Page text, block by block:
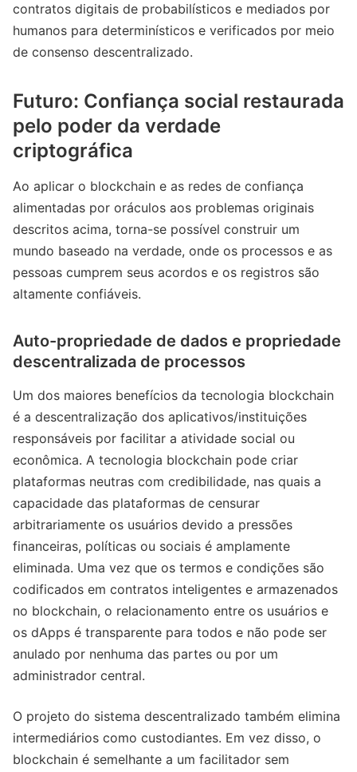
contratos digitais de probabilísticos e mediados por
humanos para determinísticos e verificados por meio
de consenso descentralizado.
Futuro: Confiança social restaurada
pelo poder da verdade
criptográfica
Ao aplicar o blockchain e as redes de confiança
alimentadas por oráculos aos problemas originais
descritos acima, torna-se possível construir um
mundo baseado na verdade, onde os processos e as
pessoas cumprem seus acordos e os registros são
altamente confiáveis.
Auto-propriedade de dados e propriedade
descentralizada de processos
Um dos maiores benefícios da tecnologia blockchain
é a descentralização dos aplicativos/instituições
responsáveis por facilitar a atividade social ou
econômica. A tecnologia blockchain pode criar
plataformas neutras com credibilidade, nas quais a
capacidade das plataformas de censurar
arbitrariamente os usuários devido a pressões
financeiras, políticas ou sociais é amplamente
eliminada. Uma vez que os termos e condições são
codificados em contratos inteligentes e armazenados
no blockchain, o relacionamento entre os usuários e
os dApps é transparente para todos e não pode ser
anulado por nenhuma das partes ou por um
administrador central.
O projeto do sistema descentralizado também elimina
intermediários como custodiantes. Em vez disso, o
blockchain é semelhante a um facilitador sem